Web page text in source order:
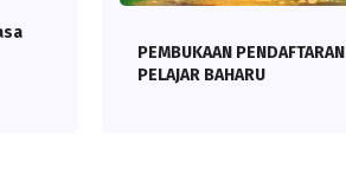
PEMBUKAAN PENDAFTARAN
PELAJAR BAHARU